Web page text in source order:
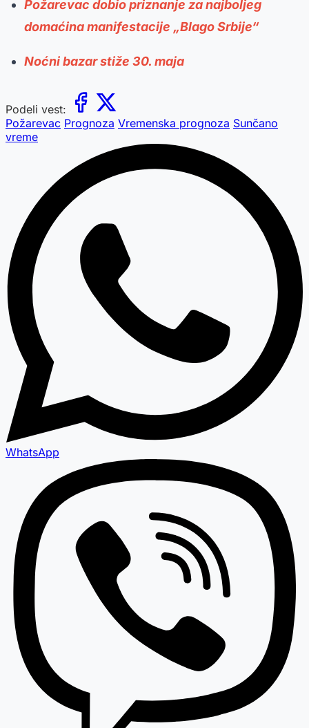
Požarevac dobio priznanje za najboljeg
domaćina manifestacije „Blago Srbije“
Noćni bazar stiže 30. maja
Podeli vest:
Požarevac Prognoza Vremenska prognoza Sunčano
vreme
WhatsApp